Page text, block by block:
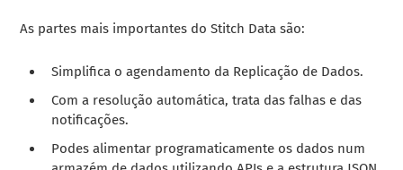
As partes mais importantes do Stitch Data são:
Simplifica o agendamento da Replicação de Dados.
Com a resolução automática, trata das falhas e das
notificações.
Podes alimentar programaticamente os dados num